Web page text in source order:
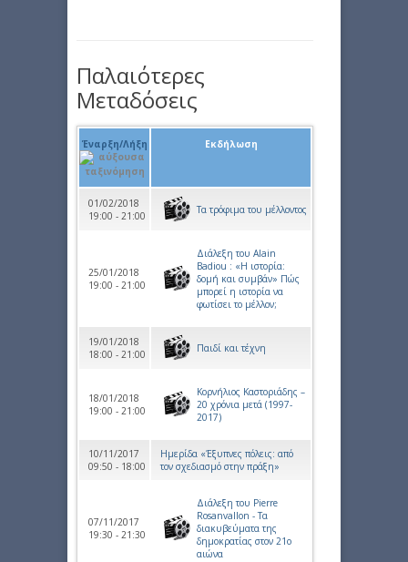
Παλαιότερες
Μεταδόσεις
Έναρξη/Λήξη Εκδήλωση
01/02/2018
19:00 - 21:00
Τα τρόφιμα του μέλλοντος
25/01/2018
19:00 - 21:00
Διάλεξη του Αlain
Βadiou : «Η ιστορία:
δομή και συμβάν» Πώς
μπορεί η ιστορία να
φωτίσει το μέλλον;
19/01/2018
18:00 - 21:00
Παιδί και τέχνη
18/01/2018
19:00 - 21:00
Κορνήλιος Καστοριάδης –
20 χρόνια μετά (1997-
2017)
10/11/2017
09:50 - 18:00
Ημερίδα «Έξυπνες πόλεις: από
τον σχεδιασμό στην πράξη»
07/11/2017
19:30 - 21:30
Διάλεξη του Pierre
Rosanvallon - Τα
διακυβεύματα της
δημοκρατίας στον 21ο
αιώνα